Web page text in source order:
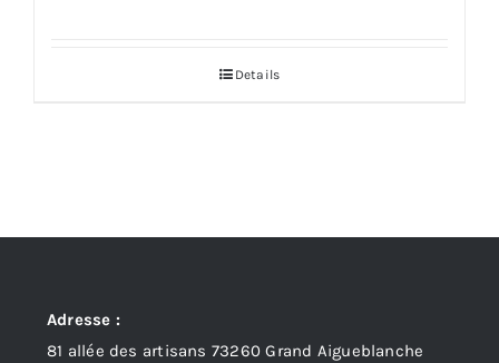
Details
Adresse :
81 allée des artisans 73260 Grand Aigueblanche